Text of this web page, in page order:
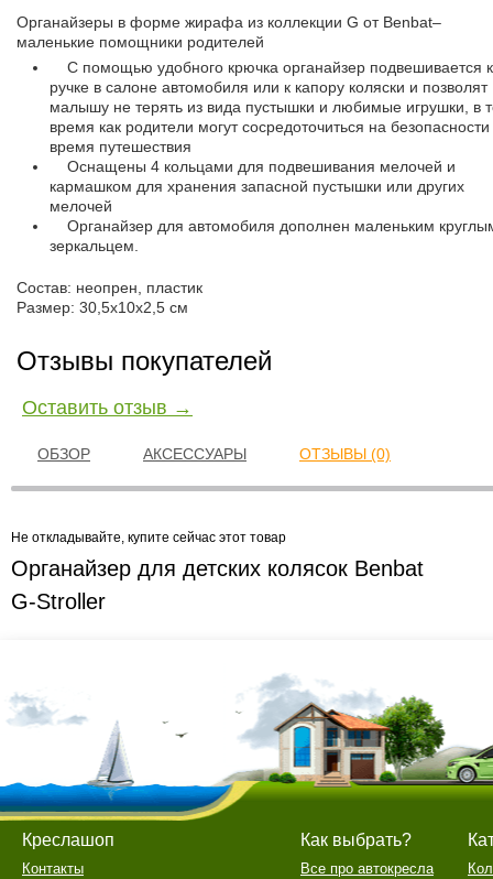
Органайзеры в форме жирафа из коллекции G от Benbat–
маленькие помощники родителей
С помощью удобного крючка органайзер подвешивается к
ручке в салоне автомобиля или к капору коляски и позволят
малышу не терять из вида пустышки и любимые игрушки, в
время как родители могут сосредоточиться на безопасности
время путешествия
Оснащены 4 кольцами для подвешивания мелочей и
кармашком для хранения запасной пустышки или других
мелочей
Органайзер для автомобиля дополнен маленьким
зеркальцем.
Состав: неопрен, пластик
Размер: 30,5х10х2,5 см
Отзывы покупателей
Оставить отзыв →
ОБЗОР АКСЕССУАРЫ ОТЗЫВЫ (0)
Не откладывайте, купите сейчас этот товар
Органайзер для детских колясок Benbat
G-Stroller
Креслашоп
Контакты
Как выбрать?
Все про автокресла